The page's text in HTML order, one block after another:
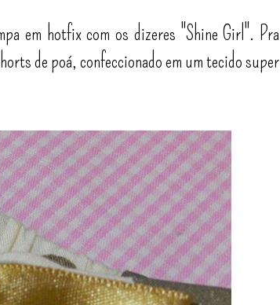
em hotfix com os dizeres "Shine Girl". Pra
de poá, confeccionado em um tecido super